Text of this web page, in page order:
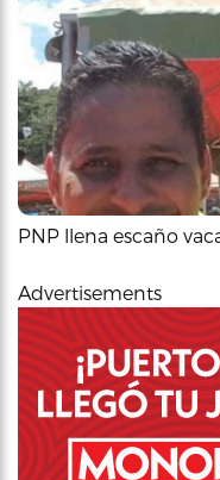
PNP llena escaño
Advertisements